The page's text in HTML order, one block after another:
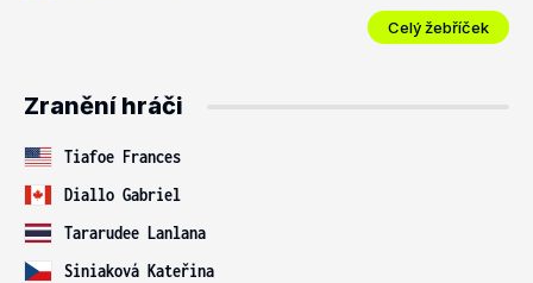
Celý žebříček
Zranění hráči
Tiafoe Frances
Diallo Gabriel
Tararudee Lanlana
Siniaková Kateřina